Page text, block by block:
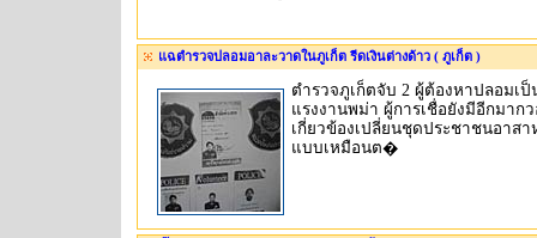
แฉตำรวจปลอมอาละวาดในภูเก็ต รีดเงินต่างด้าว ( ภูเก็ต )
ตำรวจภูเก็ตจับ 2 ผู้ต้องหาปลอมเป็
แรงงานพม่า ผู้การเชื่อยังมีอีกมาก
เกี่ยวข้องเปลี่ยนชุดประชาชนอาสา
แบบเหมือนต�